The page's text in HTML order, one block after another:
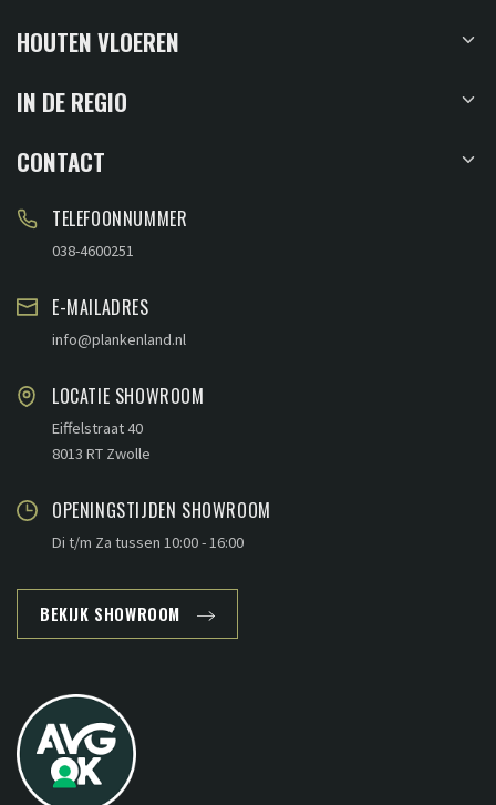
HOUTEN VLOEREN
IN DE REGIO
CONTACT
TELEFOONNUMMER
038-4600251
E-MAILADRES
info@plankenland.nl
LOCATIE SHOWROOM
Eiffelstraat 40
8013 RT Zwolle
OPENINGSTIJDEN SHOWROOM
Di t/m Za tussen 10:00 - 16:00
BEKIJK SHOWROOM